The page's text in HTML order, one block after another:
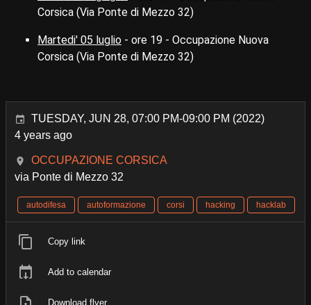
Corsica (Via Ponte di Mezzo 32)
Martedi' 05 luglio - ore 19 - Occupazione Nuova
Corsica (Via Ponte di Mezzo 32)
TUESDAY, JUN 28, 07:00 PM-09:00 PM (2022)
4 years ago
OCCUPAZIONE CORSICA
via Ponte di Mezzo 32
autodifesa autoformazione corsi hacking hacklab
Copy link
Add to calendar
Download flyer